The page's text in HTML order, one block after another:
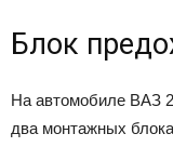
Блок
На автомобиле ВАЗ
два монтажных